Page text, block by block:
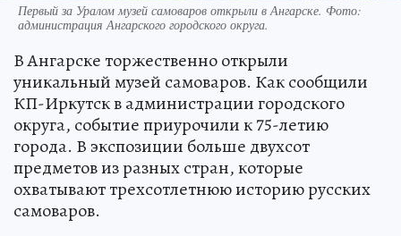
Первый за Уралом музей самоваров открыли в Ангарске. Фото:
администрация Ангарского городского округа.
В Ангарске торжественно открыли
уникальный музей самоваров. Как сообщили
КП-Иркутск в администрации городского
округа, событие приурочили к 75-летию
города. В экспозиции больше двухсот
предметов из разных стран, которые
охватывают трехсотлетнюю историю русских
самоваров.